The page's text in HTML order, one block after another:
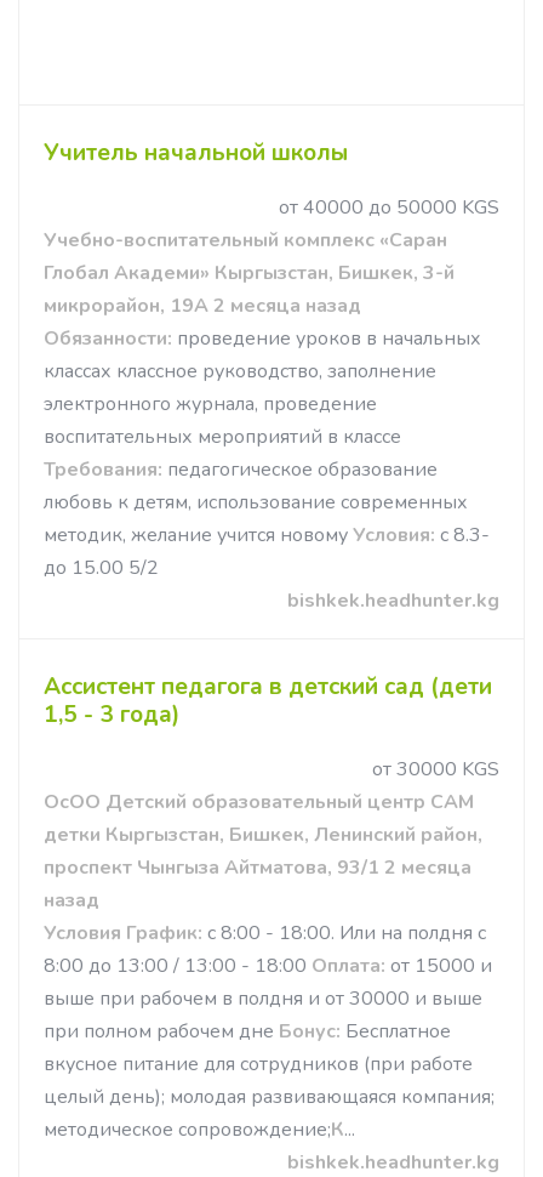
Учитель начальной школы
от 40000 до 50000 KGS
Учебно-воспитательный комплекс «Саран
Глобал Академи» Кыргызстан, Бишкек, 3-й
микрорайон, 19А 2 месяца назад
Обязанности: проведение уроков в начальных
классах классное руководство, заполнение
электронного журнала, проведение
воспитательных мероприятий в классе
Требования: педагогическое образование
любовь к детям, использование современных
методик, желание учится новомуУсловия: с 8.3-
до 15.00 5/2
bishkek.headhunter.kg
Ассистент педагога в детский сад (дети
1,5 - 3 года)
от 30000 KGS
ОсОО Детский образовательный центр САМ
детки Кыргызстан, Бишкек, Ленинский район,
проспект Чынгыза Айтматова, 93/1 2 месяца
назад
Условия График: с 8:00 - 18:00. Или на полдня с
8:00 до 13:00 / 13:00 - 18:00 Оплата: от 15000 и
выше при рабочем в полдня и от 30000 и выше
при полном рабочем дне Бонус: Бесплатное
вкусное питание для сотрудников (при работе
целый день); молодая развивающаяся компания;
методическое сопровождение;К...
bishkek.headhunter.kg